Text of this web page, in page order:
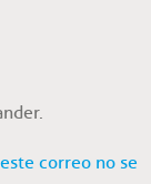
correo no se